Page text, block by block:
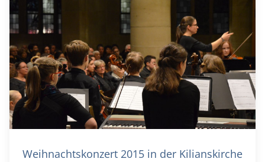
Weihnachtskonzert 2015 in der Kilianskirche